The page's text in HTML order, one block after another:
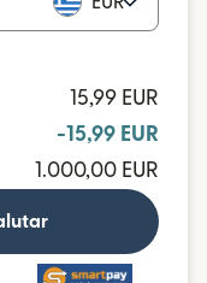
15,99 EUR
-15,99 EUR
1.000,00 EUR